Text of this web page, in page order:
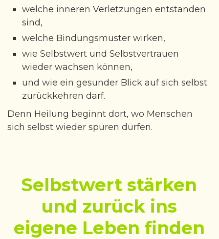
welche inneren Verletzungen entstanden
sind,
welche Bindungsmuster wirken,
wie Selbstwert und Selbstvertrauen
wieder wachsen können,
und wie ein gesunder Blick auf sich selbst
zurückkehren darf.
Denn Heilung beginnt dort, wo Menschen
sich selbst wieder spüren dürfen.
Selbstwert stärken
und zurück ins
eigene Leben finden